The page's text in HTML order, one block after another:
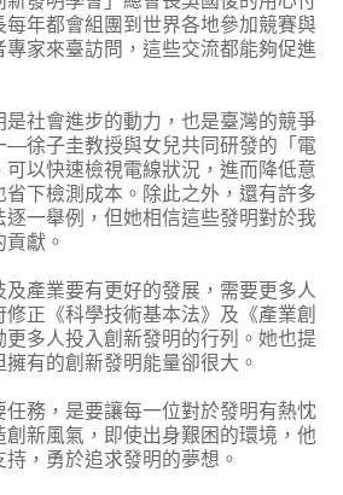
年都會組團到世界各地參加競賽與
家來臺訪問，這些交流都能夠促進
是社會進步的動力，也是臺灣的競爭
—徐子圭教授與女兒共同研發的「電
以快速檢視電線狀況，進而降低意
下檢測成本。除此之外，還有許多
一舉例，但她相信這些發明對於我
獻。
產業要有更好的發展，需要更多人
正《科學技術基本法》及《產業創
多人投入創新發明的行列。她也提
有的創新發明能量卻很大。
任務，是要讓每一位對於發明有熱忱
新風氣，即使出身艱困的環境，他
，勇於追求發明的夢想。